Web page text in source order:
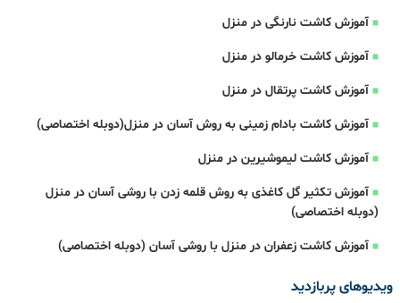
آموزش کاشت نارنگی در منزل
آموزش کاشت خرمالو در منزل
آموزش کاشت پرتقال در منزل
آموزش کاشت بادام زمینی به روش آسان در منزل(دوبله اختصاصی)
آموزش کاشت لیموشیرین در منزل
آموزش تکثیر گل کاغذی به روش قلمه زدن با روشی آسان در منزل
(دوبله اختصاصی)
آموزش کاشت زعفران در منزل با روشی آسان (دوبله اختصاصی)
ویدیوهای پربازدید